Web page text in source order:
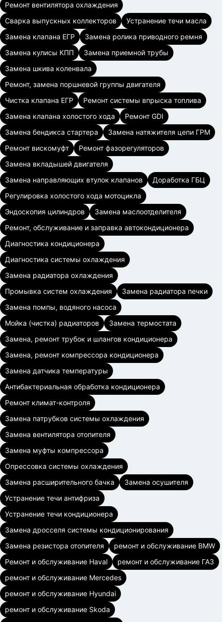
Ремонт вентилятора охлаждения
Сварка выпускных коллекторов
Устранение течи масла
Замена клапана ЕГР
Замена ролика приводного ремня
Замена кулисы КПП
Замена приемной трубы
Замена шкива коленвала
Ремонт, замена поршневой группы двигателя
Чистка клапана ЕГР
Ремонт системы впрыска топлива
Замена клапана холостого хода
Ремонт GDI
Замена бендикса стартера
Замена натяжителя цепи ГРМ
Ремонт вискомуфт
Ремонт фазорегуляторов
Замена вкладышей двигателя
Замена направляющих втулок клапанов
Доработка ГБЦ
Регулировка холостого хода мотоцикла
Эндоскопия цилиндров
Замена маслоотделителя
Ремонт, обслуживание и заправка автокондиционера
Диагностика кондиционера
Диагностика системы охлаждения
Замена радиатора охлаждения
Промывка систем охлаждения
Замена радиатора печки
Замена помпы, водяного насоса
Мойка (чистка) радиаторов
Замена термостата
Замена, ремонт трубок и шлангов кондиционера
Замена, ремонт компрессора кондиционера
Замена датчика температуры
Антибактериальная обработка кондиционера
Ремонт климат-контроля
Замена патрубков системы охлаждения
Замена вентилятора отопителя
Замена муфты компрессора
Опрессовка системы охлаждения
Замена расширительного бачка
Замена осушителя
Устранение течи антифриза
Устранение течи кондиционера
Замена дросселя системы кондиционирования
Замена резистора отопителя
ремонт и обслуживание BMW
Ремонт и обслуживание Haval
ремонт и обслуживание ГАЗ
ремонт и обслуживание Mercedes
ремонт и обслуживание Hyundai
ремонт и обслуживание Skoda